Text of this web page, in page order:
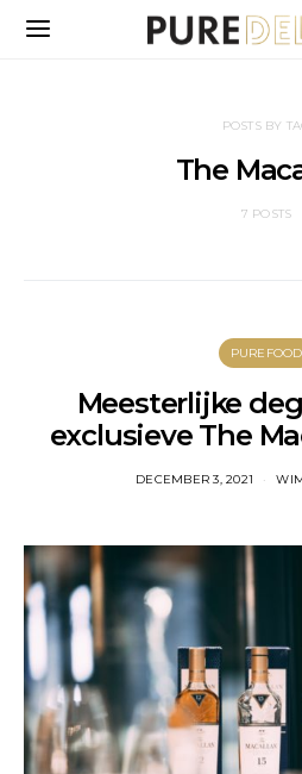
POSTS BY
The
7 POSTS
PUREFOOD
Meesterlijke
exclusieve The
DECEMBER 3, 2021